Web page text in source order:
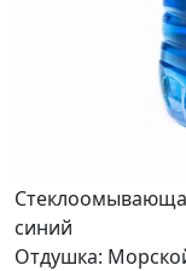
синий
Отдушка: